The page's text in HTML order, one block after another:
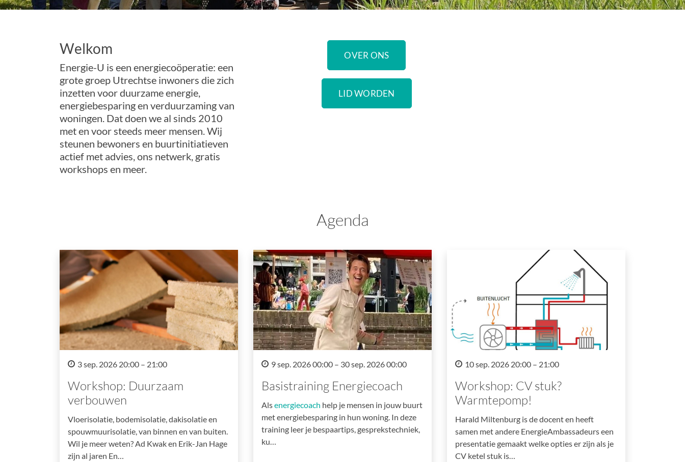
Welkom
Energie-U is een energiecoöperatie: een
grote groep Utrechtse inwoners die zich
inzetten voor duurzame energie,
energiebesparing en verduurzaming van
woningen. Dat doen we al sinds 2010
met en voor steeds meer mensen. Wij
steunen bewoners en buurtinitiatieven
actief met advies, ons netwerk, gratis
workshops en meer.
OVER ONS
LID WORDEN
Agenda
3 sep. 2026 20:00 – 21:00
Workshop: Duurzaam
verbouwen
Vloerisolatie, bodemisolatie, dakisolatie en
spouwmuurisolatie, van binnen en van buiten.
Wil je meer weten? Ad Kwak en Erik-Jan Hage
zijn al jaren En…
9 sep. 2026 00:00 – 30 sep. 2026 00:00
Basistraining Energiecoach
Alsenergiecoach help je mensen in jouw buurt
met energiebesparing in hun woning. In deze
training leer je bespaartips, gesprekstechniek,
ku…
10 sep. 2026 20:00 – 21:00
Workshop: CV stuk?
Warmtepomp!
Harald Miltenburg is de docent en heeft
samen met andere EnergieAmbassadeurs een
presentatie gemaakt welke opties er zijn als je
CV ketel stuk is…